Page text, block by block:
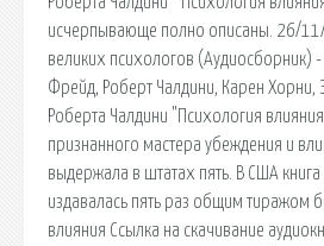
исчерпывающе полно описаны. 26/
великих психологов (Аудиосборник) -
Фрейд, Роберт Чалдини, Карен Хорни,
Роберта Чалдини "Психология
признанного мастера убеждения и
выдержала в штатах пять. В США
издавалась пять раз общим тиражом
влияния Ссылка на скачивание